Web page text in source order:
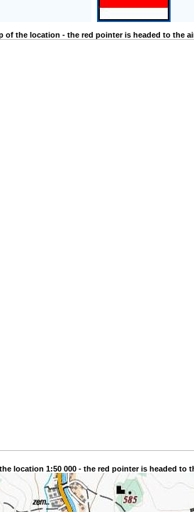
of the location - the red pointer is headed to the
location 1:50 000 - the red pointer is headed to